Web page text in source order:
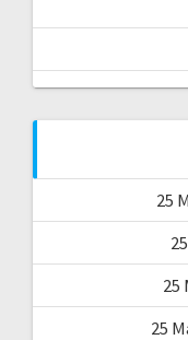
25
25
25